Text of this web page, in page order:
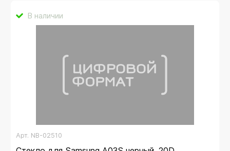
В наличии
Арт. NB-02510